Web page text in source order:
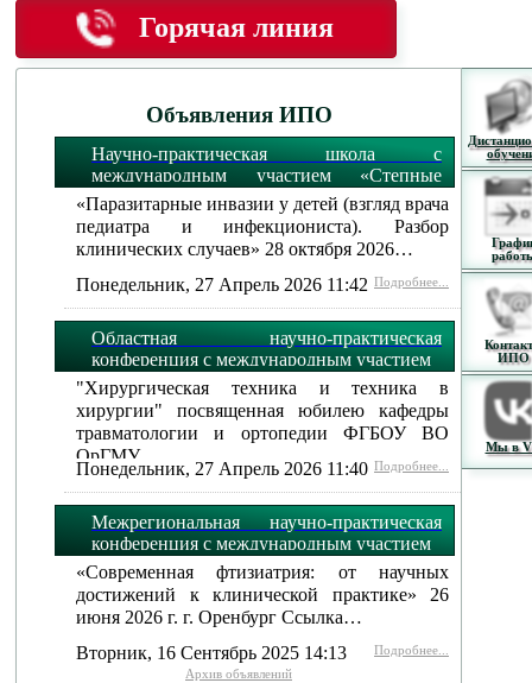
Горячая линия
Объявления ИПО
Научно-практическая школа с
международным участием «Степные
огни»:
«Паразитарные инвазии у детей (взгляд врача
педиатра и инфекциониста). Разбор
клинических случаев» 28 октября 2026…
Понедельник, 27 Апрель 2026 11:42 Подробнее...
Областная научно-практическая
конференция с международным участием
"Хирургическая техника и техника в
хирургии" посвященная юбилею кафедры
травматологии и ортопедии ФГБОУ ВО
ОрГМУ…
Понедельник, 27 Апрель 2026 11:40 Подробнее...
Межрегиональная научно-практическая
конференция с международным участием
«Современная фтизиатрия: от научных
достижений к клинической практике» 26
июня 2026 г. г. Оренбург Ссылка…
Вторник, 16 Сентябрь 2025 14:13
Подробнее...
Архив объявлений
ИПО
Мы в